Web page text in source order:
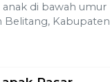
di bawah umur
Belitang, Kabupaten